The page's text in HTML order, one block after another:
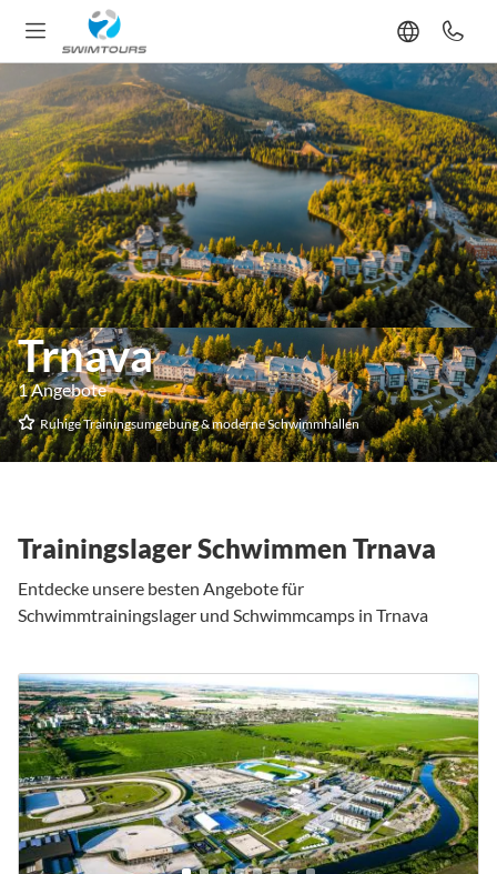
Trnava
1 Angebote
Ruhige Trainingsumgebung & moderne Schwimmhallen
Trainingslager Schwimmen Trnava
Entdecke unsere besten Angebote für
Schwimmtrainingslager und Schwimmcamps in Trnava